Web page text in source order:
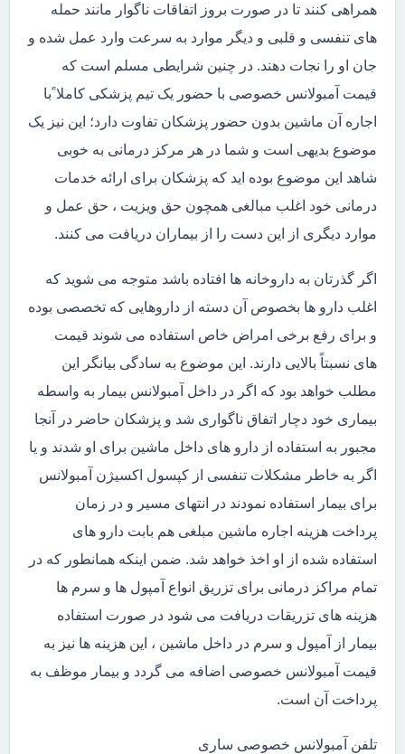
همراهی کنند تا در صورت بروز اتفاقات ناگوار مانند حمله
های تنفسی و قلبی و دیگر موارد به سرعت وارد عمل شده و
جان او را نجات دهند. در چنین شرایطی مسلم است که
قیمت آمبولانس خصوصی با حضور یک تیم پزشکی کاملا ًبا
اجاره آن ماشین بدون حضور پزشکان تفاوت دارد؛ این نیز یک
موضوع بدیهی است و شما در هر مرکز درمانی به خوبی
شاهد این موضوع بوده اید که پزشکان برای ارائه خدمات
درمانی خود اغلب مبالغی همچون حق ویزیت ، حق عمل و
موارد دیگری از این دست را از بیماران دریافت می کنند.
اگر گذرتان به داروخانه ها افتاده باشد متوجه می شوید که
اغلب دارو ها بخصوص آن دسته از داروهایی که تخصصی بوده
و برای رفع برخی امراض خاص استفاده می شوند قیمت
های نسبتاً بالایی دارند. این موضوع به سادگی بیانگر این
مطلب خواهد بود که اگر در داخل آمبولانس بیمار به واسطه
بیماری خود دچار اتفاق ناگواری شد و پزشکان حاضر در آنجا
مجبور به استفاده از دارو های داخل ماشین برای او شدند و یا
اگر به خاطر مشکلات تنفسی از کپسول اکسیژن آمبولانس
برای بیمار استفاده نمودند در انتهای مسیر و در زمان
پرداخت هزینه اجاره ماشین مبلغی هم بابت دارو های
استفاده شده از او اخذ خواهد شد. ضمن اینکه همانطور که در
تمام مراکز درمانی برای تزریق انواع آمپول ها و سرم ها
هزینه های تزریقات دریافت می شود در صورت استفاده
بیمار از آمپول و سرم در داخل ماشین ، این هزینه ها نیز به
قیمت آمبولانس خصوصی اضافه می گردد و بیمار موظف به
پرداخت آن است.
تلفن آمبولانس خصوصی ساری